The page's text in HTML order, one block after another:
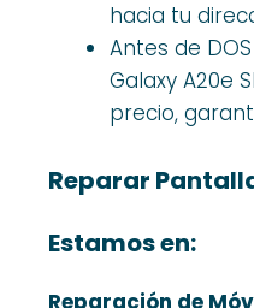
hacia tu
Antes de
Galaxy A20e
precio,
Reparar
Estamos en:
Reparación de